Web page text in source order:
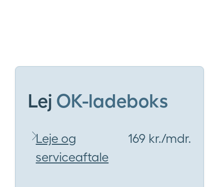
Lej OK-ladeboks
Leje og
serviceaftale
169 kr./mdr.